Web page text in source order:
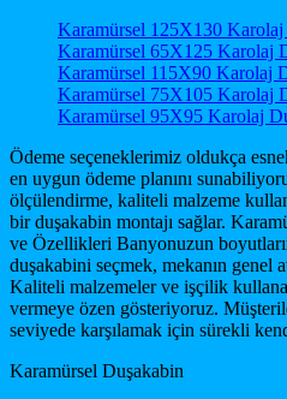
Karamürsel 125X130 Karolaj
Karamürsel 65X125 Karolaj
Karamürsel 115X90 Karolaj
Karamürsel 75X105 Karolaj
Karamürsel 95X95 Karolaj
Ödeme seçeneklerimiz oldukça
en uygun ödeme planını
ölçülendirme, kaliteli malzeme
bir duşakabin montajı sağlar.
ve Özellikleri Banyonuzun
duşakabini seçmek, mekanın genel
Kaliteli malzemeler ve işçilik
vermeye özen gösteriyoruz.
seviyede karşılamak için sürekli
Karamürsel Duşakabin